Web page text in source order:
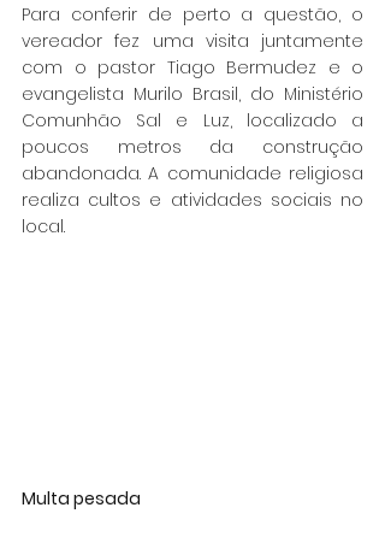
Para conferir de perto a questão, o
vereador fez uma visita juntamente
com o pastor Tiago Bermudez e o
evangelista Murilo Brasil, do Ministério
Comunhão Sal e Luz, localizado a
poucos metros da construção
abandonada. A comunidade religiosa
realiza cultos e atividades sociais no
local.
Multa pesada